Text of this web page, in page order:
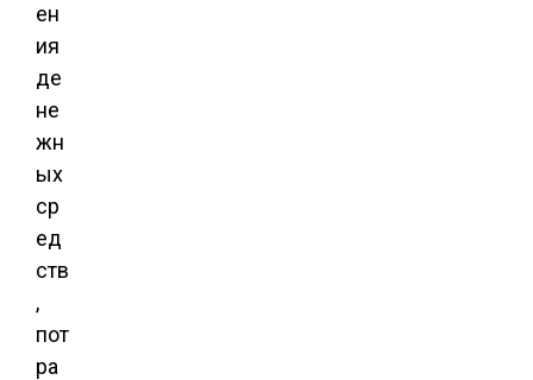
ен
ия
де
не
жн
ых
ср
ед
ств
,
пот
ра